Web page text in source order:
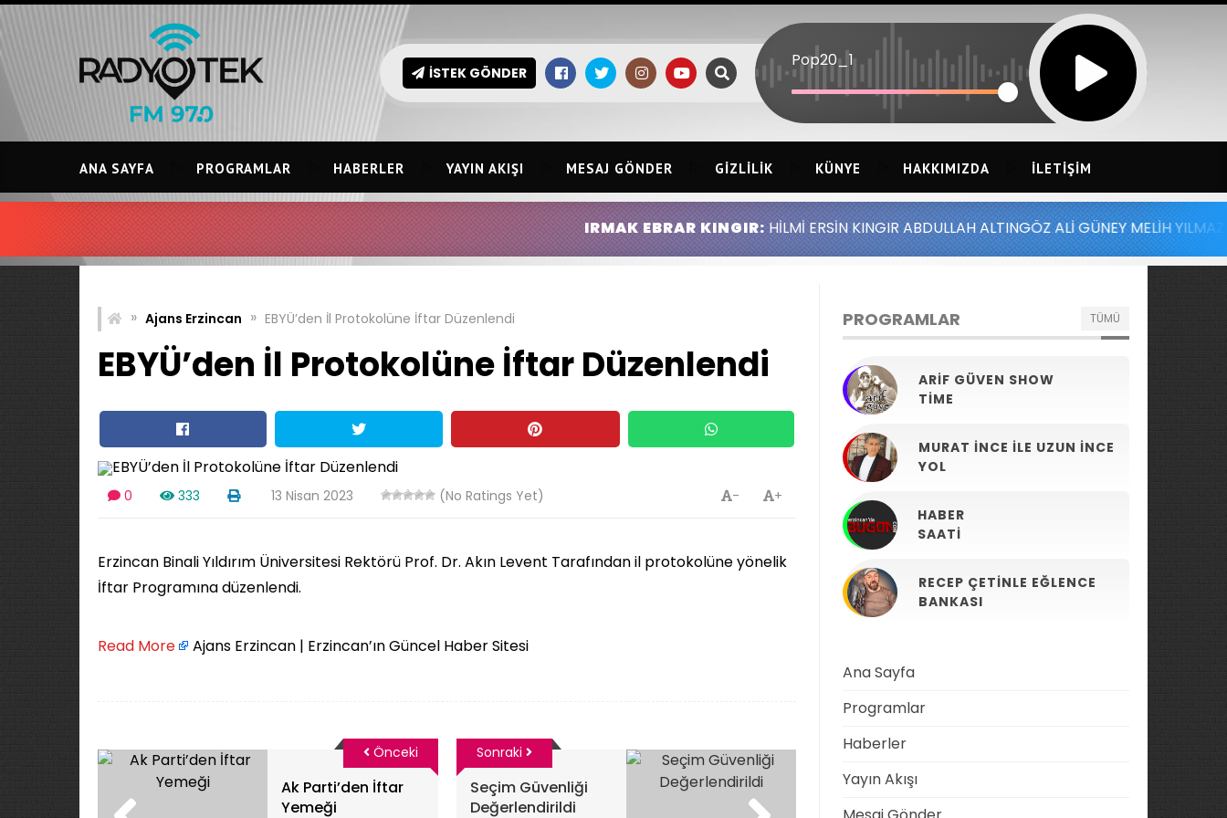
Skip
to
content
İSTEK GÖNDER
Pop20_1
ANA SAYFA PROGRAMLAR HABERLER YAYIN AKIŞI MESAJ GÖNDER GIZLILIK KÜNYE HAKKIMIZDA İLETIŞIM
IRMAK EBRAR KINGIR:HİLMİ ERSİN KINGIR ABDULLAH ALTINGÖZ ALİ GÜNEY MELİH YILMAZ SERDAR
» Ajans Erzincan » EBYÜ’den İl Protokolüne İftar Düzenlendi
EBYÜ’den İl Protokolüne İftar Düzenlendi
0 333 13 Nisan 2023 (No Ratings Yet) +
-
Erzincan Binali Yıldırım Üniversitesi Rektörü Prof. Dr. Akın Levent Tarafından il protokolüne yönelik
İftar Programına düzenlendi.
Read More Ajans Erzincan | Erzincan’ın Güncel Haber Sitesi
Ak Parti’den İftar
Yemeği
Önceki
Seçim Güvenliği
Değerlendirildi
Sonraki
PROGRAMLAR TÜMÜ
ARIF GÜVEN SHOW
TIME
MURAT İNCE ILE UZUN İNCE
YOL
HABER
SAATI
RECEP ÇETINLE EĞLENCE
BANKASI
Ana Sayfa
Programlar
Haberler
Yayın Akışı